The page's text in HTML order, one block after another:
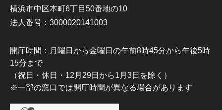
横浜市中区本町6丁目50番地の10
法人番号：3000020141003
開庁時間：月曜日から金曜日の午前8時45分から午後5時
15分まで
（祝日・休日・12月29日から1月3日を除く）
※一部の窓口では開庁時間が異なる場合があります